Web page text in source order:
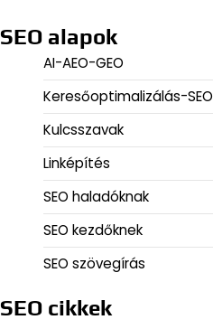
SEO alapok
AI-AEO-GEO
Keresőoptimalizálás-SEO
Kulcsszavak
Linképítés
SEO haladóknak
SEO kezdőknek
SEO szövegírás
SEO cikkek